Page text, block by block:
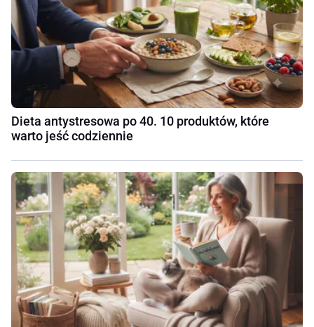
Dieta antystresowa po 40. 10 produktów, które
warto jeść codziennie